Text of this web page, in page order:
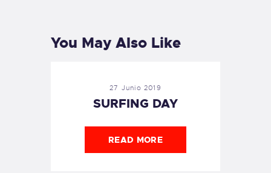
You May Also Like
27 Junio 2019
SURFING DAY
READ MORE